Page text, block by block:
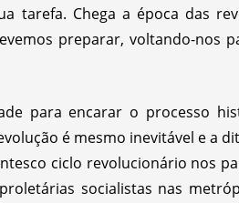
tarefa. Chega a época das
preparar, voltando-
para encarar o processo
é mesmo inevitável e a
ciclo revolucionário nos
socialistas nas